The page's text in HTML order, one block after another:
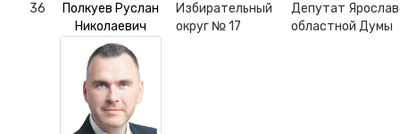
36
Полкуев Руслан
Николаевич
Избирательный
округ № 17
Депутат
областной Думы